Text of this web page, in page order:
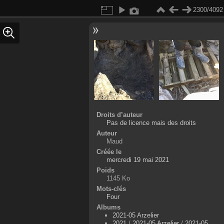
2300/4092
Droits d’auteur
Pas de licence mais des droits
Auteur
Maud
Créée le
mercredi 19 mai 2021
Poids
1145 Ko
Mots-clés
Four
Albums
2021-05 Arzelier